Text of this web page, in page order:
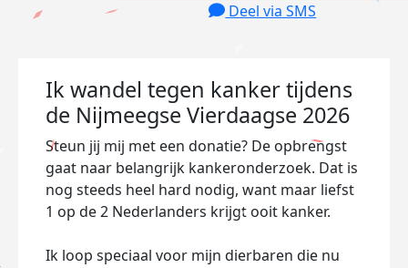
Deel via SMS
Ik wandel tegen kanker tijdens
de Nijmeegse Vierdaagse 2026
Steun jij mij met een donatie? De opbrengst
gaat naar belangrijk kankeronderzoek. Dat is
nog steeds heel hard nodig, want maar liefst
1 op de 2 Nederlanders krijgt ooit kanker.
Ik loop speciaal voor mijn dierbaren die nu